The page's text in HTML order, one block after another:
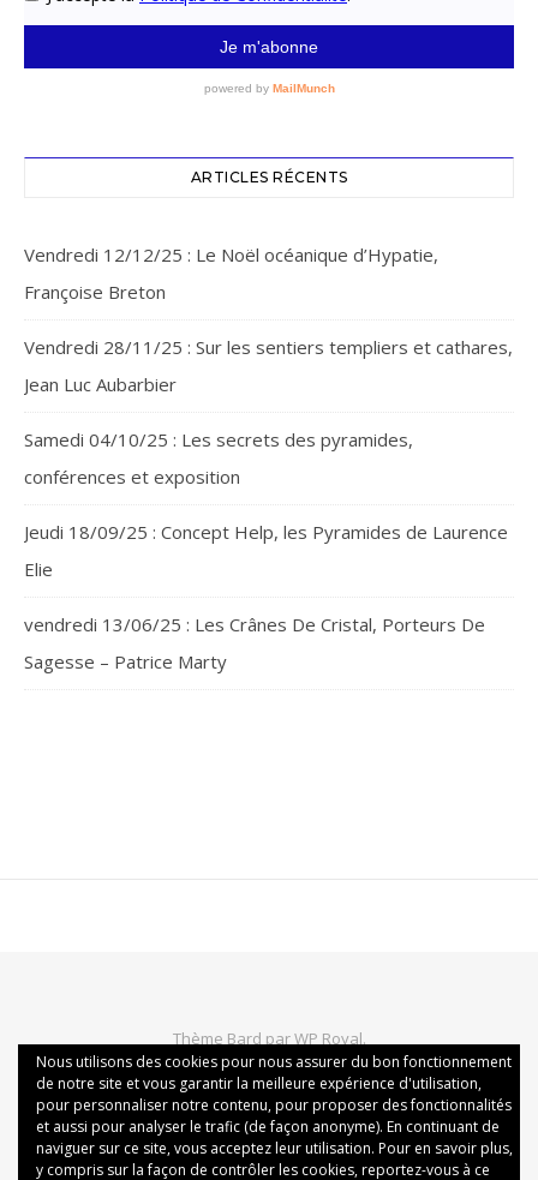
ARTICLES RÉCENTS
Vendredi 12/12/25 : Le Noël océanique d’Hypatie,
Françoise Breton
Vendredi 28/11/25 : Sur les sentiers templiers et cathares,
Jean Luc Aubarbier
Samedi 04/10/25 : Les secrets des pyramides,
conférences et exposition
Jeudi 18/09/25 : Concept Help, les Pyramides de Laurence
Elie
vendredi 13/06/25 : Les Crânes De Cristal, Porteurs De
Sagesse – Patrice Marty
Thème Bard parWP Royal.
Politique de confidentialité Mentions légales
Conditions générales de vente Politique des cookies
Nous utilisons des cookies pour nous assurer du bon fonctionnement
de notre site et vous garantir la meilleure expérience d'utilisation,
pour personnaliser notre contenu, pour proposer des fonctionnalités
et aussi pour analyser le trafic (de façon anonyme). En continuant de
naviguer sur ce site, vous acceptez leur utilisation. Pour en savoir plus,
y compris sur la façon de contrôler les cookies, reportez-vous à ce